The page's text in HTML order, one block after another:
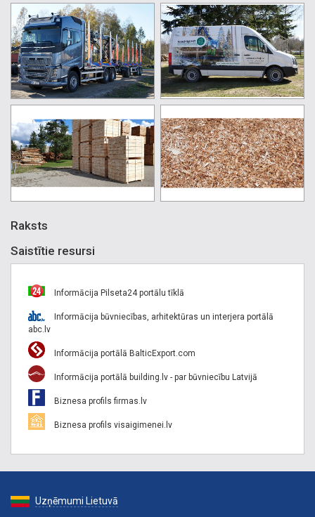
Raksts
Saistītie resursi
Informācija Pilseta24 portālu tīklā
Informācija būvniecības, arhitektūras un interjera portālā
abc.lv
Informācija portālā BalticExport.com
Informācija portālā building.lv - par būvniecību Latvijā
Biznesa profils firmas.lv
Biznesa profils visaigimenei.lv
Uzņēmumi Lietuvā